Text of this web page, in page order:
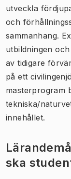
utveckla
och
sammanhang.
utbildningen
av tidigare
på ett
masterprogram
tekniska/
innehållet.
ska